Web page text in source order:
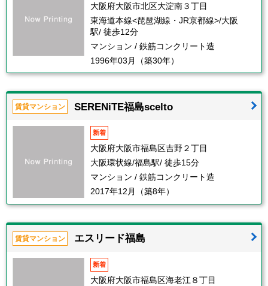
大阪府大阪市北区大淀南３丁目
東海道本線<琵琶湖線・JR京都線>/大阪
駅/ 徒歩12分
マンション / 鉄筋コンクリート造
1996年03月（築30年）
賃貸マンション SERENiTE福島scelto
新着
大阪府大阪市福島区吉野２丁目
大阪環状線/福島駅/ 徒歩15分
マンション / 鉄筋コンクリート造
2017年12月（築8年）
賃貸マンション エスリード福島
新着
大阪府大阪市福島区海老江８丁目